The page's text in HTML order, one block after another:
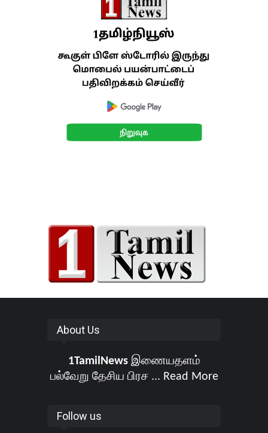
About Us
1TamilNewsஇணையதளம்
பல்வேறு தேசிய பிரச ... Read More
Follow us